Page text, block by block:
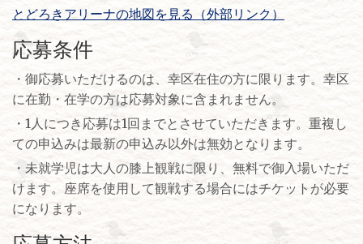
とどろきアリーナの地図を見る（外部リンク）
応募条件
・御応募いただけるのは、幸区在住の方に限ります。幸区
に在勤・在学の方は応募対象に含まれません。
・1人につき応募は1回までとさせていただきます。重複し
ての申込みは最新の申込み以外は無効となります。
・未就学児は大人の膝上観戦に限り、無料で御入場いただ
けます。座席を使用して観戦する場合にはチケットが必要
になります。